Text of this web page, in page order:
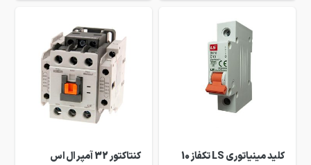
کلید مینیاتوری LS تکفاز 10
کنتاکتور 32 آمپر ال اس